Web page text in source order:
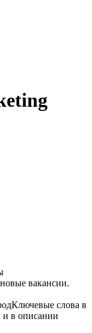
вакансии.
Ключевые слова в
и в описании